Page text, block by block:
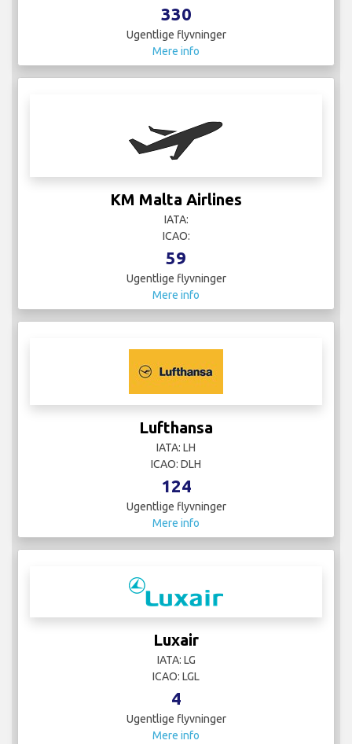
330
Ugentlige flyvninger
Mere info
KM Malta Airlines
IATA:
ICAO:
59
Ugentlige flyvninger
Mere info
Lufthansa
IATA: LH
ICAO: DLH
124
Ugentlige flyvninger
Mere info
Luxair
IATA: LG
ICAO: LGL
4
Ugentlige flyvninger
Mere info